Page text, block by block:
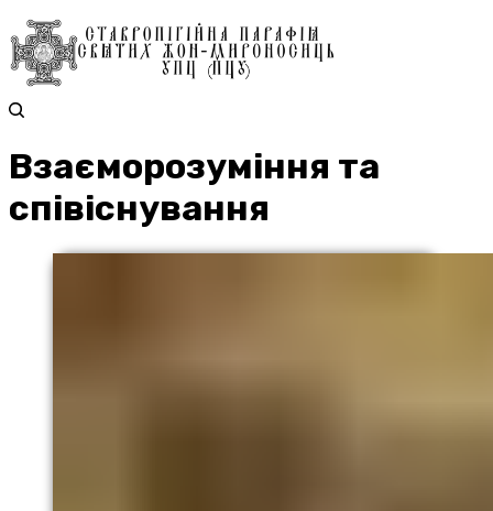
Взаєморозуміння та
співіснування